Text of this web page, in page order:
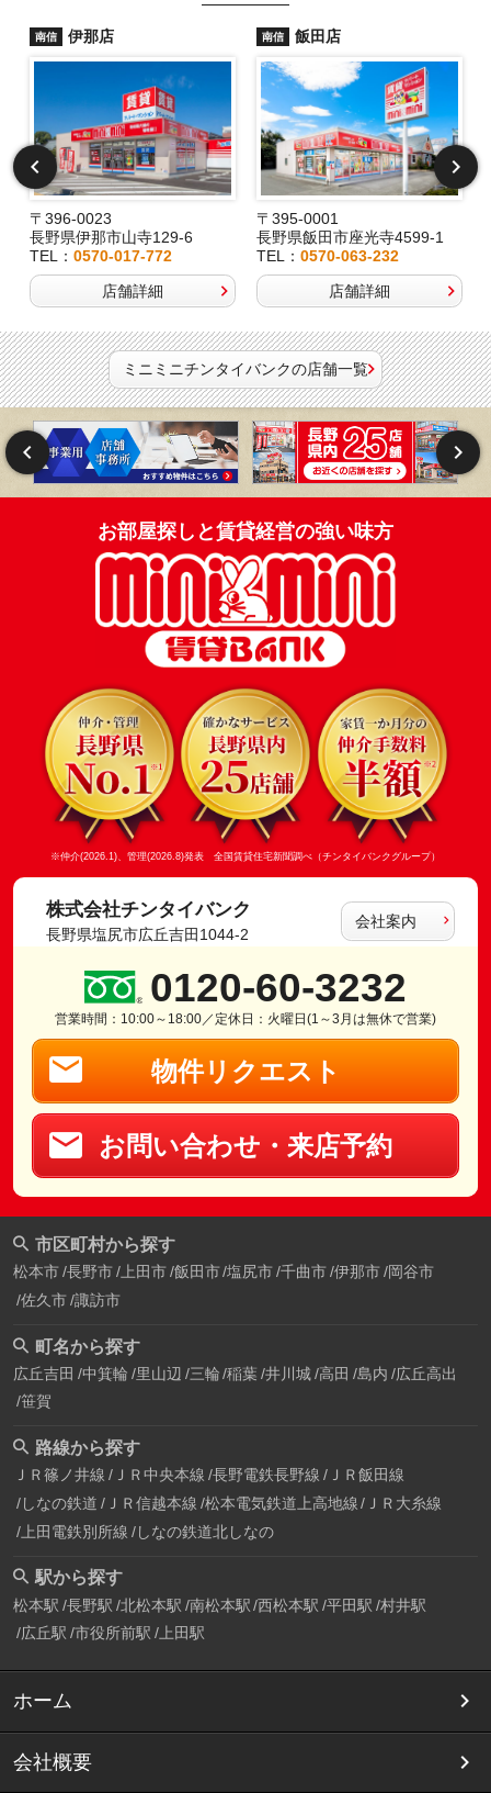
南信 伊那店
〒396-0023
長野県伊那市山寺129-6
TEL： 0570-017-772
店舗詳細
南信 飯田店
〒395-0001
長野県飯田市座光寺4599-1
TEL： 0570-063-232
店舗詳細
ミニミニチンタイバンクの店舗一覧
お部屋探しと賃貸経営の強い味方
※仲介(2026.1)、管理(2026.8)発表 全国賃貸住宅新聞調べ（チンタイバンクグループ）
株式会社チンタイバンク
長野県塩尻市広丘吉田1044-2
会社案内
0120-60-3232
営業時間：10:00～18:00／定休日：火曜日(1～3月は無休で営業)
物件リクエスト
お問い合わせ・来店予約
市区町村から探す
松本市 長野市 上田市 飯田市 塩尻市 千曲市 伊那市 岡谷市
佐久市 諏訪市
町名から探す
広丘吉田 中箕輪 里山辺 三輪 稲葉 井川城 高田 島内 広丘高出
笹賀
路線から探す
ＪＲ篠ノ井線 ＪＲ中央本線 長野電鉄長野線 ＪＲ飯田線
しなの鉄道 ＪＲ信越本線 松本電気鉄道上高地線
ＪＲ大糸線
上田電鉄別所線 しなの鉄道北しなの
駅から探す
松本駅 長野駅 北松本駅 南松本駅 西松本駅 平田駅 村井駅
広丘駅 市役所前駅 上田駅
ホーム
会社概要